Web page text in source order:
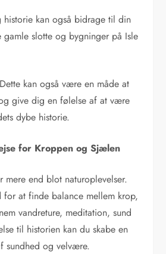
kan også bidrage til din
gamle slotte og bygninger på Isle
kan også være en måde at
give dig en følelse af at være
dybe historie.
for Kroppen og Sjælen
mere end blot naturoplevelser.
for at finde balance mellem krop,
vandreture, meditation, sund
til historien kan du skabe en
sundhed og velvære.